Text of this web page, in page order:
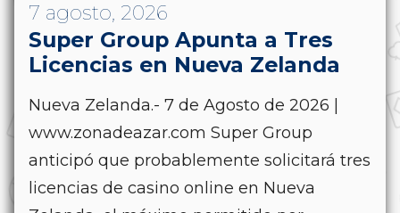
7 agosto, 2026
Super Group Apunta a Tres
Licencias en Nueva Zelanda
Nueva Zelanda.- 7 de Agosto de 2026 |
www.zonadeazar.com Super Group
anticipó que probablemente solicitará tres
licencias de casino online en Nueva